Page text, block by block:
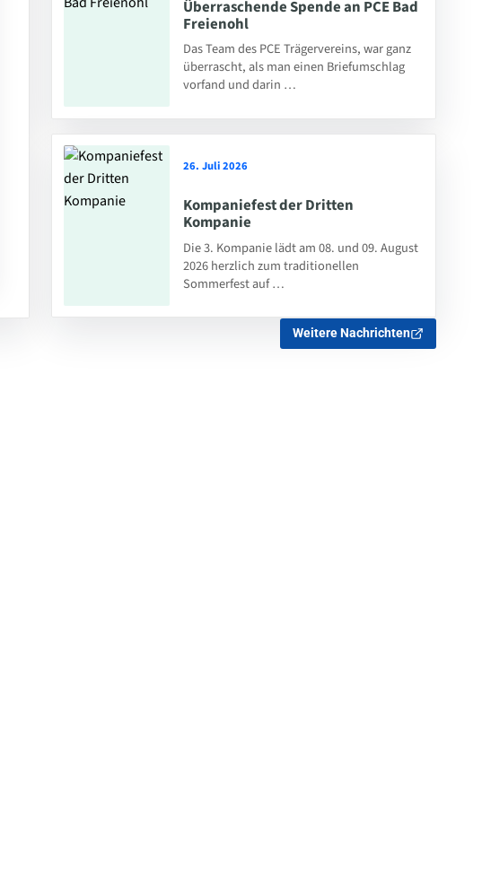
Überraschende Spende an PCE Bad
Freienohl
Das Team des PCE Trägervereins, war ganz
überrascht, als man einen Briefumschlag
vorfand und darin …
26. Juli 2026
Kompaniefest der Dritten
Kompanie
Die 3. Kompanie lädt am 08. und 09. August
2026 herzlich zum traditionellen
Sommerfest auf …
Weitere Nachrichten